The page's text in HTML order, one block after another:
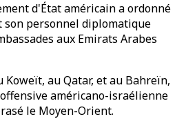
d'État américain a ordonné
son personnel diplomatique
aux Emirats Arabes
Koweït, au Qatar, et au Bahreïn,
américano-israélienne
le Moyen-Orient.